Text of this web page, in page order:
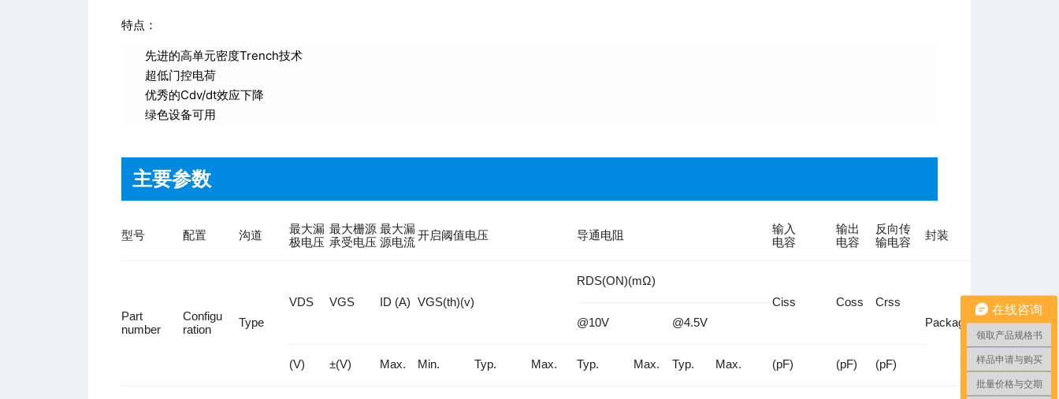
特点：
先进的高单元密度Trench技术
超低门控电荷
优秀的Cdv/dt效应下降
绿色设备可用
主要参数
型号 配置 沟道
最大漏
极电压
最大栅源
承受电压
最大漏
源电流
开启阈值电压 导通电阻
输入
电容
输出
电容
反向传
输电容
封装
Part
number
Configu
ration
Type
VDS VGS ID (A) VGS(th)(v)
RDS(ON)(mΩ)
Ciss
Coss
Crss
Package
@10V @4.5V
(V) ±(V) Max. Min. Typ. Max. Typ. Max. Typ. Max. (pF) (pF) (pF)
在线咨询
领取产品规格书
样品申请与购买
批量价格与交期